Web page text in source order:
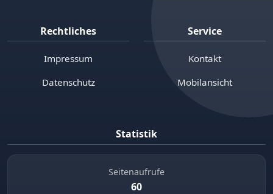
Rechtliches
Impressum
Datenschutz
Service
Kontakt
Mobilansicht
Statistik
Seitenaufrufe
60